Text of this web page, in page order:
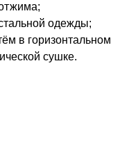
одежды;
в горизонтальном
сушке.